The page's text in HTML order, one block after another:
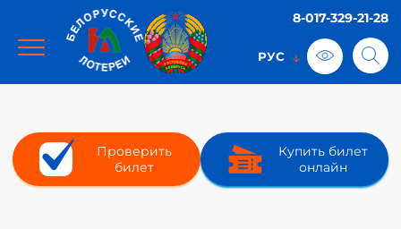
8-017-329-21-28
Проверить
билет
Купить билет
онлайн